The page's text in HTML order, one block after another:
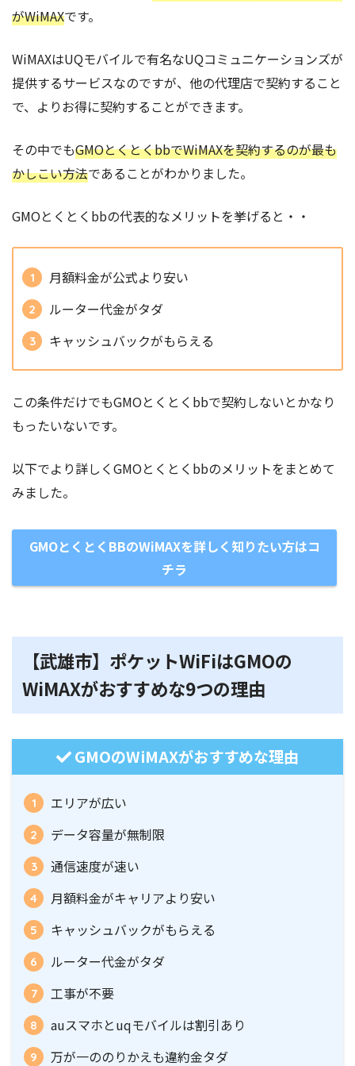
がWiMAXです。
WiMAXはUQモバイルで有名なUQコミュニケーションズが
提供するサービスなのですが、他の代理店で契約すること
で、よりお得に契約することができます。
その中でもGMOとくとくbbでWiMAXを契約するのが最も
かしこい方法であることがわかりました。
GMOとくとくbbの代表的なメリットを挙げると・・
月額料金が公式より安い
ルーター代金がタダ
キャッシュバックがもらえる
この条件だけでもGMOとくとくbbで契約しないとかなり
もったいないです。
以下でより詳しくGMOとくとくbbのメリットをまとめて
みました。
GMOとくとくBBのWiMAXを詳しく知りたい方はコ
チラ
【武雄市】ポケットWiFiはGMOの
WiMAXがおすすめな9つの理由
GMOのWiMAXがおすすめな理由
エリアが広い
データ容量が無制限
通信速度が速い
月額料金がキャリアより安い
キャッシュバックがもらえる
ルーター代金がタダ
工事が不要
auスマホとuqモバイルは割引あり
万が一ののりかえも違約金タダ